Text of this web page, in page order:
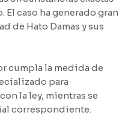
caso ha generado gran
de Hato Damas y sus
cumpla la medida de
para
la ley, mientras se
correspondiente.